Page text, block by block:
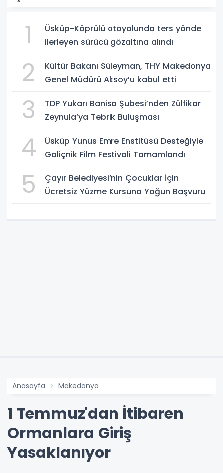
1
Üsküp-Köprülü otoyolunda ters yönde
ilerleyen sürücü gözaltına alındı
2
Kültür Bakanı Süleyman, THY Makedonya
Genel Müdürü Aksoy’u kabul etti
3
TDP Yukarı Banisa Şubesi’nden Zülfikar
Zeynula’ya Tebrik Buluşması
4
Üsküp Yunus Emre Enstitüsü Desteğiyle
Galiçnik Film Festivali Tamamlandı
5
Çayır Belediyesi’nin Çocuklar İçin
Ücretsiz Yüzme Kursuna Yoğun Başvuru
Anasayfa Makedonya
1 Temmuz'dan İtibaren
Ormanlara Giriş
Yasaklanıyor